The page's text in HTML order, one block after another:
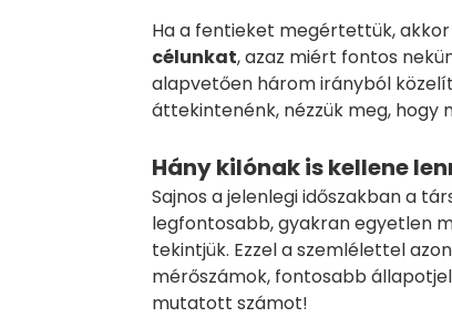
Ha a fentieket megértettük, akkor
célunkat, azaz miért fontos
alapvetően három irányból
áttekintenénk, nézzük meg,
Hány kilónak is kellene
Sajnos a jelenlegi időszakban a
legfontosabb, gyakran egyetlen
tekintjük. Ezzel a szemlélettel
mérőszámok, fontosabb
mutatott számot!